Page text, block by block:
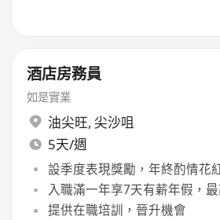
酒店房務員
如是實業
油尖旺, 尖沙咀
5天/週
設季度表現獎勵，年終酌情花
入職滿一年享7天有薪年假，
提供在職培訓，晉升機會